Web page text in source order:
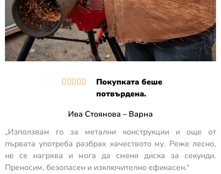
    
Покупката беше
потвърдена.
Ива Стоянова – Варна
„Използвам го за метални конструкции и още от
първата употреба разбрах качеството му. Реже лесно,
не се нагрява и мога да сменя диска за секунди.
Преносим, безопасен и изключително ефикасен.“